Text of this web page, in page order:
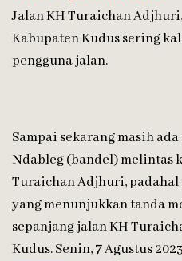
Jalan KH Turaichan
Kabupaten Kudus sering
pengguna jalan.
Sampai sekarang masih
Ndableg (bandel) melintas
Turaichan Adjhuri, padahal
yang menunjukkan tanda
sepanjang jalan KH
Kudus. Senin, 7 Agustus